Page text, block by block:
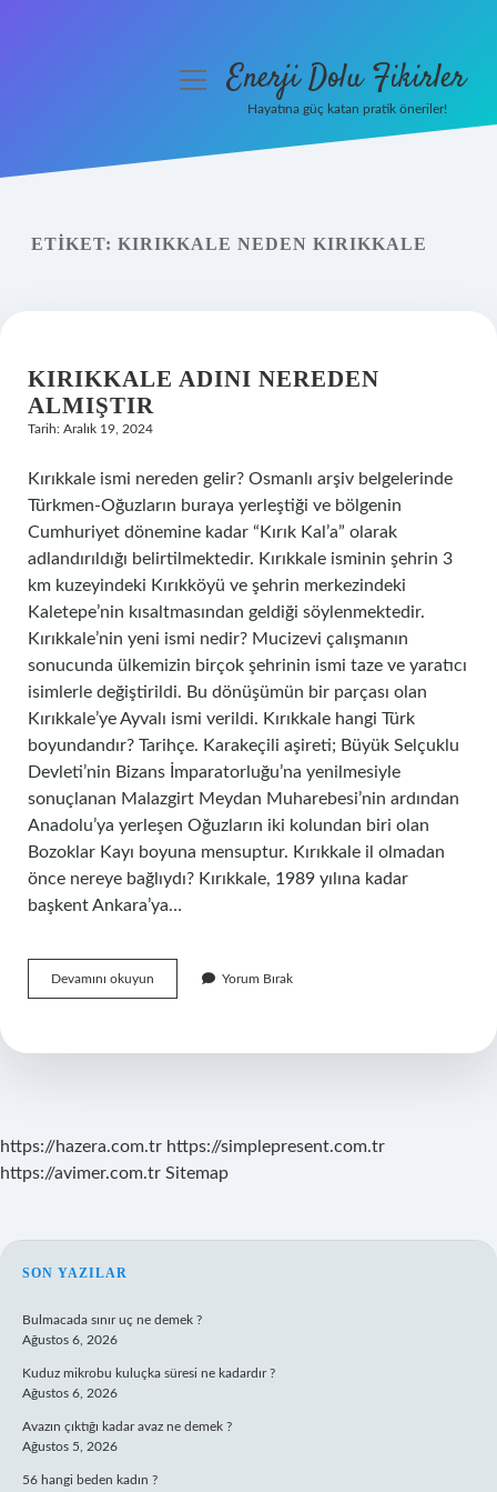
Yasal Uyarı
menüyüEnerji Dolu Fikirler
Hayatına güç katan pratik öneriler!
ETIKET: KIRIKKALE NEDEN KIRIKKALE
KIRIKKALE ADINI NEREDEN
ALMIŞTIR
Tarih: Aralık 19, 2024
Kırıkkale ismi nereden gelir? Osmanlı arşiv belgelerinde
Türkmen-Oğuzların buraya yerleştiği ve bölgenin
Cumhuriyet dönemine kadar “Kırık Kal’a” olarak
adlandırıldığı belirtilmektedir. Kırıkkale isminin şehrin 3
km kuzeyindeki Kırıkköyü ve şehrin merkezindeki
Kaletepe’nin kısaltmasından geldiği söylenmektedir.
Kırıkkale’nin yeni ismi nedir? Mucizevi çalışmanın
sonucunda ülkemizin birçok şehrinin ismi taze ve yaratıcı
isimlerle değiştirildi. Bu dönüşümün bir parçası olan
Kırıkkale’ye Ayvalı ismi verildi. Kırıkkale hangi Türk
boyundandır? Tarihçe. Karakeçili aşireti; Büyük Selçuklu
Devleti’nin Bizans İmparatorluğu’na yenilmesiyle
sonuçlanan Malazgirt Meydan Muharebesi’nin ardından
Anadolu’ya yerleşen Oğuzların iki kolundan biri olan
Bozoklar Kayı boyuna mensuptur. Kırıkkale il olmadan
önce nereye bağlıydı? Kırıkkale, 1989 yılına kadar
başkent Ankara’ya…
Devamını okuyun Kırıkkale
Adını
Yorum Bırak
https://hazera.com.tr https://simplepresent.com.tr
https://avimer.com.tr Sitemap
SIDEBAR
SON YAZILAR
Bulmacada sınır uç ne demek ?
Ağustos 6, 2026
Kuduz mikrobu kuluçka süresi ne kadardır ?
Ağustos 6, 2026
Avazın çıktığı kadar avaz ne demek ?
Ağustos 5, 2026
56 hangi beden kadın ?